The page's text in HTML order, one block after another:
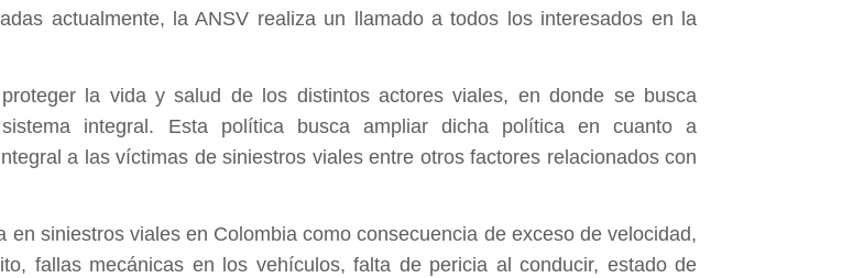
actualmente, la ANSV realiza un llamado a todos los interesados en la
la vida y salud de los distintos actores viales, en donde se busca
integral. Esta política busca ampliar dicha política en cuanto a
a las víctimas de siniestros viales entre otros factores relacionados con
siniestros viales en Colombia como consecuencia de exceso de velocidad,
fallas mecánicas en los vehículos, falta de pericia al conducir, estado de